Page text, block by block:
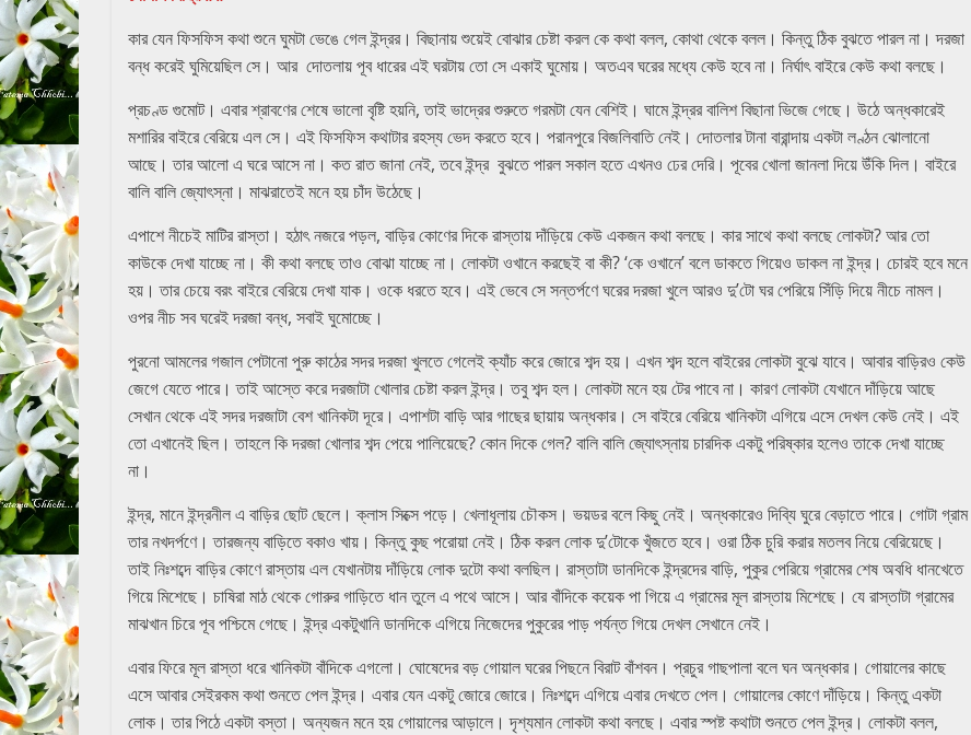
abekshan.com
কার যেন ফিসফিস কথা শুনে ঘুমটা ভেঙে গেল ইন্দ্রর। বিছানায় শুয়েই বোঝার চেষ্টা করল কে কথা বলল, কোথা থেকে বলল। কিন্তু ঠিক বুঝতে পারল না। দরজা
বন্ধ করেই ঘুমিয়েছিল সে। আর দোতলায় পূব ধারের এই ঘরটায় তো সে একাই ঘুমোয়। অতএব ঘরের মধ্যে কেউ হবে না। নির্ঘাৎ বাইরে কেউ কথা বলছে।
প্রচণ্ড গুমোট। এবার শ্রাবণের শেষে ভালো বৃষ্টি হয়নি, তাই ভাদ্রের শুরুতে গরমটা যেন বেশিই। ঘামে ইন্দ্রর বালিশ বিছানা ভিজে গেছে। উঠে অন্ধকারেই
মশারির বাইরে বেরিয়ে এল সে। এই ফিসফিস কথাটার রহস্য ভেদ করতে হবে। পরানপুরে বিজলিবাতি নেই। দোতলার টানা বারান্দায় একটা লণ্ঠন ঝোলানো
আছে। তার আলো এ ঘরে আসে না। কত রাত জানা নেই, তবে ইন্দ্র বুঝতে পারল সকাল হতে এখনও ঢের দেরি। পূবের খোলা জানলা দিয়ে উঁকি দিল। বাইরে
বালি বালি জ্যোৎস্না। মাঝরাতেই মনে হয় চাঁদ উঠেছে।
এপাশে নীচেই মাটির রাস্তা। হঠাৎ নজরে পড়ল, বাড়ির কোণের দিকে রাস্তায় দাঁড়িয়ে কেউ একজন কথা বলছে। কার সাথে কথা বলছে লোকটা? আর তো
কাউকে দেখা যাচ্ছে না। কী কথা বলছে তাও বোঝা যাচ্ছে না। লোকটা ওখানে করছেই বা কী? ‘কে ওখানে’ বলে ডাকতে গিয়েও ডাকল না ইন্দ্র। চোরই হবে মনে
হয়। তার চেয়ে বরং বাইরে বেরিয়ে দেখা যাক। ওকে ধরতে হবে। এই ভেবে সে সন্তর্পণে ঘরের দরজা খুলে আরও দু’টো ঘর পেরিয়ে সিঁড়ি দিয়ে নীচে নামল।
ওপর নীচ সব ঘরেই দরজা বন্ধ, সবাই ঘুমোচ্ছে।
পুরনো আমলের গজাল পেটানো পুরু কাঠের সদর দরজা খুলতে গেলেই ক্যাঁচ করে জোরে শব্দ হয়। এখন শব্দ হলে বাইরের লোকটা বুঝে যাবে। আবার বাড়িরও কেউ
জেগে যেতে পারে। তাই আস্তে করে দরজাটা খোলার চেষ্টা করল ইন্দ্র। তবু শব্দ হল। লোকটা মনে হয় টের পাবে না। কারণ লোকটা যেখানে দাঁড়িয়ে আছে
সেখান থেকে এই সদর দরজাটা বেশ খানিকটা দূরে। এপাশটা বাড়ি আর গাছের ছায়ায় অন্ধকার। সে বাইরে বেরিয়ে খানিকটা এগিয়ে এসে দেখল কেউ নেই। এই
তো এখানেই ছিল। তাহলে কি দরজা খোলার শব্দ পেয়ে পালিয়েছে? কোন দিকে গেল? বালি বালি জ্যোৎস্নায় চারদিক একটু পরিষ্কার হলেও তাকে দেখা যাচ্ছে
না।
ইন্দ্র, মানে ইন্দ্রনীল এ বাড়ির ছোট ছেলে। ক্লাস সিক্সে পড়ে। খেলাধূলায় চৌকস। ভয়ডর বলে কিছু নেই। অন্ধকারেও দিব্যি ঘুরে বেড়াতে পারে। গোটা গ্রাম
তার নখদর্পণে। তারজন্য বাড়িতে বকাও খায়। কিন্তু কুছ পরোয়া নেই। ঠিক করল লোক দু’টোকে খুঁজতে হবে। ওরা ঠিক চুরি করার মতলব নিয়ে বেরিয়েছে।
তাই নিঃশব্দে বাড়ির কোণে রাস্তায় এল যেখানটায় দাঁড়িয়ে লোক দুটো কথা বলছিল। রাস্তাটা ডানদিকে ইন্দ্রদের বাড়ি, পুকুর পেরিয়ে গ্রামের শেষ অবধি ধানখেতে
গিয়ে মিশেছে। চাষিরা মাঠ থেকে গোরুর গাড়িতে ধান তুলে এ পথে আসে। আর বাঁদিকে কয়েক পা গিয়ে এ গ্রামের মূল রাস্তায় মিশেছে। যে রাস্তাটা গ্রামের
মাঝখান চিরে পূব পশ্চিমে গেছে। ইন্দ্র একটুখানি ডানদিকে এগিয়ে নিজেদের পুকুরের পাড় পর্যন্ত গিয়ে দেখল সেখানে নেই।
এবার ফিরে মূল রাস্তা ধরে খানিকটা বাঁদিকে এগলো। ঘোষেদের বড় গোয়াল ঘরের পিছনে বিরাট বাঁশবন। প্রচুর গাছপালা বলে ঘন অন্ধকার। গোয়ালের কাছে
এসে আবার সেইরকম কথা শুনতে পেল ইন্দ্র। এবার যেন একটু জোরে জোরে। নিঃশব্দে এগিয়ে এবার দেখতে পেল। গোয়ালের কোণে দাঁড়িয়ে। কিন্তু একটা
লোক। তার পিঠে একটা বস্তা। অন্যজন মনে হয় গোয়ালের আড়ালে। দৃশ্যমান লোকটা কথা বলছে। এবার স্পষ্ট কথাটা শুনতে পেল ইন্দ্র। লোকটা বলল,